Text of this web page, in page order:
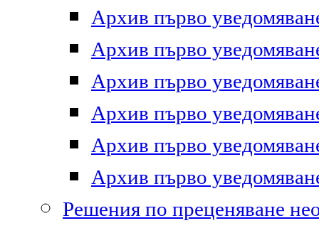
Архив първо
Архив първо
Архив първо
Архив първо
Архив първо
Архив първо
Решения по преценяване